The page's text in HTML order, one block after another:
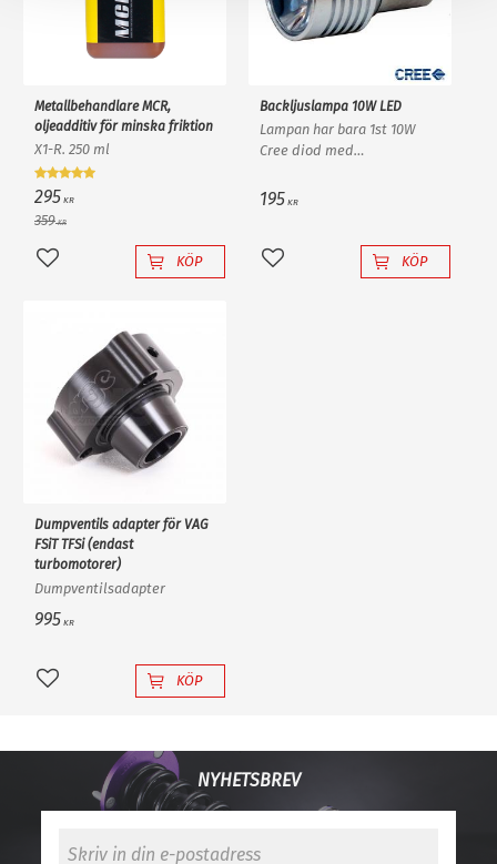
Metallbehandlare MCR,
oljeadditiv för minska friktion
X1-R. 250 ml
295 KR
359KR
Lägg till i favoriter
KÖP
Backljuslampa 10W LED
Lampan har bara 1st 10W
Cree diod med
reflektorlins och krossar
195 KR
Lägg till i favoriter
KÖP
Dumpventils adapter för VAG
FSiT TFSi (endast
turbomotorer)
Dumpventilsadapter
995 KR
Lägg till i favoriter
KÖP
NYHETSBREV